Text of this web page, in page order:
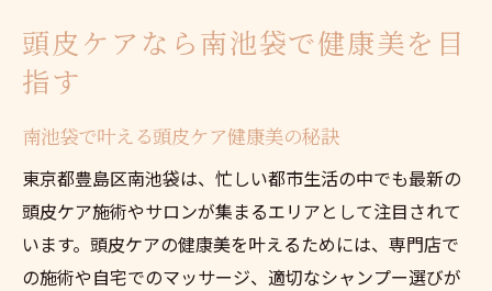
頭皮ケアなら南池袋で健康美を目
指す
南池袋で叶える頭皮ケア健康美の秘訣
東京都豊島区南池袋は、忙しい都市生活の中でも最新の
頭皮ケア施術やサロンが集まるエリアとして注目されて
います。頭皮ケアの健康美を叶えるためには、専門店で
の施術や自宅でのマッサージ、適切なシャンプー選びが